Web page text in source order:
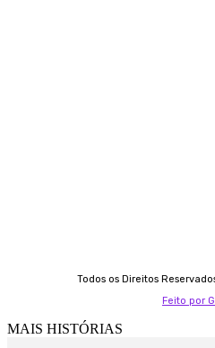
Todos os Direitos
Feito por
MAIS HISTÓRIAS